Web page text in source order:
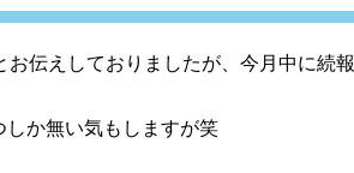
伝えしておりましたが、今月中に続報
か無い気もしますが笑